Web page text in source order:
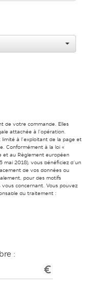
de votre commande. Elles
attachée à l’opération.
à l’exploitant de la page et
Conformément à la loi «
et au Règlement européen
mai 2018), vous bénéficiez d’un
de vos données ou
pour des motifs
concernant. Vous pouvez
du traitement :
: